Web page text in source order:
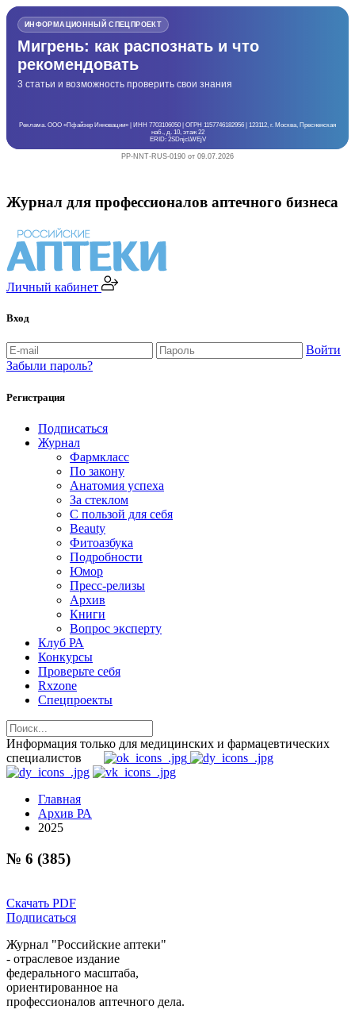
ИНФОРМАЦИОННЫЙ СПЕЦПРОЕКТ
Мигрень: как распознать и что
рекомендовать
3 статьи и возможность проверить свои знания
Реклама. ООО «Пфайзер Инновации» | ИНН 7703106050 | ОГРН 1157746182956 | 123112, г. Москва, Пресненская
наб., д. 10, этаж 22
ERID: 2SDnjcLWEjV
PP-NNT-RUS-0190 от 09.07.2026
Журнал для профессионалов аптечного бизнеса
Личный кабинет
Вход
Войти
Забыли пароль?
Регистрация
Подписаться
Журнал
Фармкласс
По закону
Анатомия успеха
За стеклом
С пользой для себя
Beauty
Фитоазбука
Подробности
Юмор
Пресс-релизы
Архив
Книги
Вопрос эксперту
Клуб РА
Конкурсы
Проверьте себя
Rxzone
Спецпроекты
Информация только для медицинских и фармацевтических
специалистов
Главная
Архив РА
2025
№ 6 (385)
Скачать PDF
Подписаться
Журнал "Российские аптеки"
- отраслевое издание
федерального масштаба,
ориентированное на
профессионалов аптечного дела.